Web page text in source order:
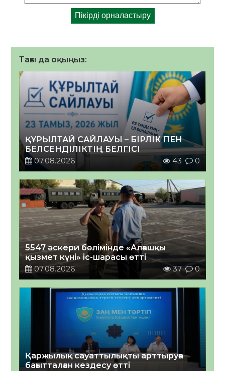
Тағы да оқыңыз:
ҚҰРЫЛТАЙ САЙЛАУЫ – БІРЛІК ПЕН
БЕЛСЕНДІЛІКТІҢ БЕЛГІСІ
07.08.2026
43 0
5547 әскери бөлімінде «Алғашқы
қызмет күні» іс-шарасы өтті
07.08.2026
37 0
Қаржылық сауаттылықты арттыруға
бағытталған кездесу өтті